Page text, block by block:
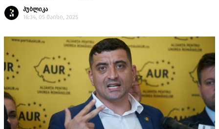
პუბლიკა
16:34, 05 მაისი, 2025